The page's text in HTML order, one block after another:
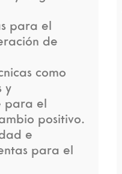
para el
de
como
y
para el
positivo.
e
para el